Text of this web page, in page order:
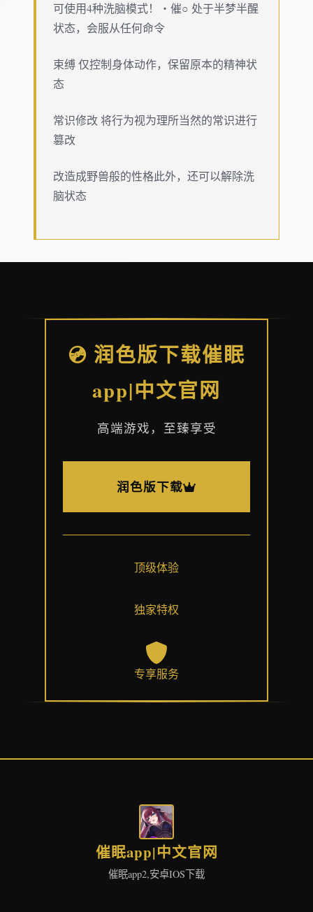
可使用4种洗脑模式！・催○ 处于半梦半醒
状态，会服从任何命令
束缚 仅控制身体动作，保留原本的精神状
态
常识修改 将行为视为理所当然的常识进行
篡改
改造成野兽般的性格此外，还可以解除洗
脑状态
💿 润色版下载催眠
app|中文官网
高端游戏，至臻享受
润色版下载
顶级体验
独家特权
专享服务
催眠app|中文官网
催眠app2,安卓IOS下载